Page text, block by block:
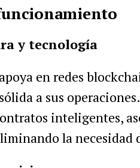
y tecnología
en redes
a sus
inteligentes,
la necesidad